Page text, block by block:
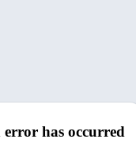
has occurred